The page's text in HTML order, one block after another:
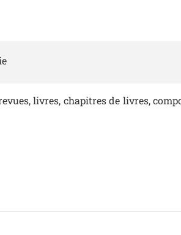
livres, chapitres de livres,